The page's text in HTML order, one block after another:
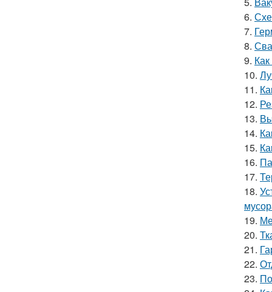
6.
7.
8.
9.
10.
11.
12.
13.
14.
15.
16.
17.
18.
19.
20.
21.
22.
23.